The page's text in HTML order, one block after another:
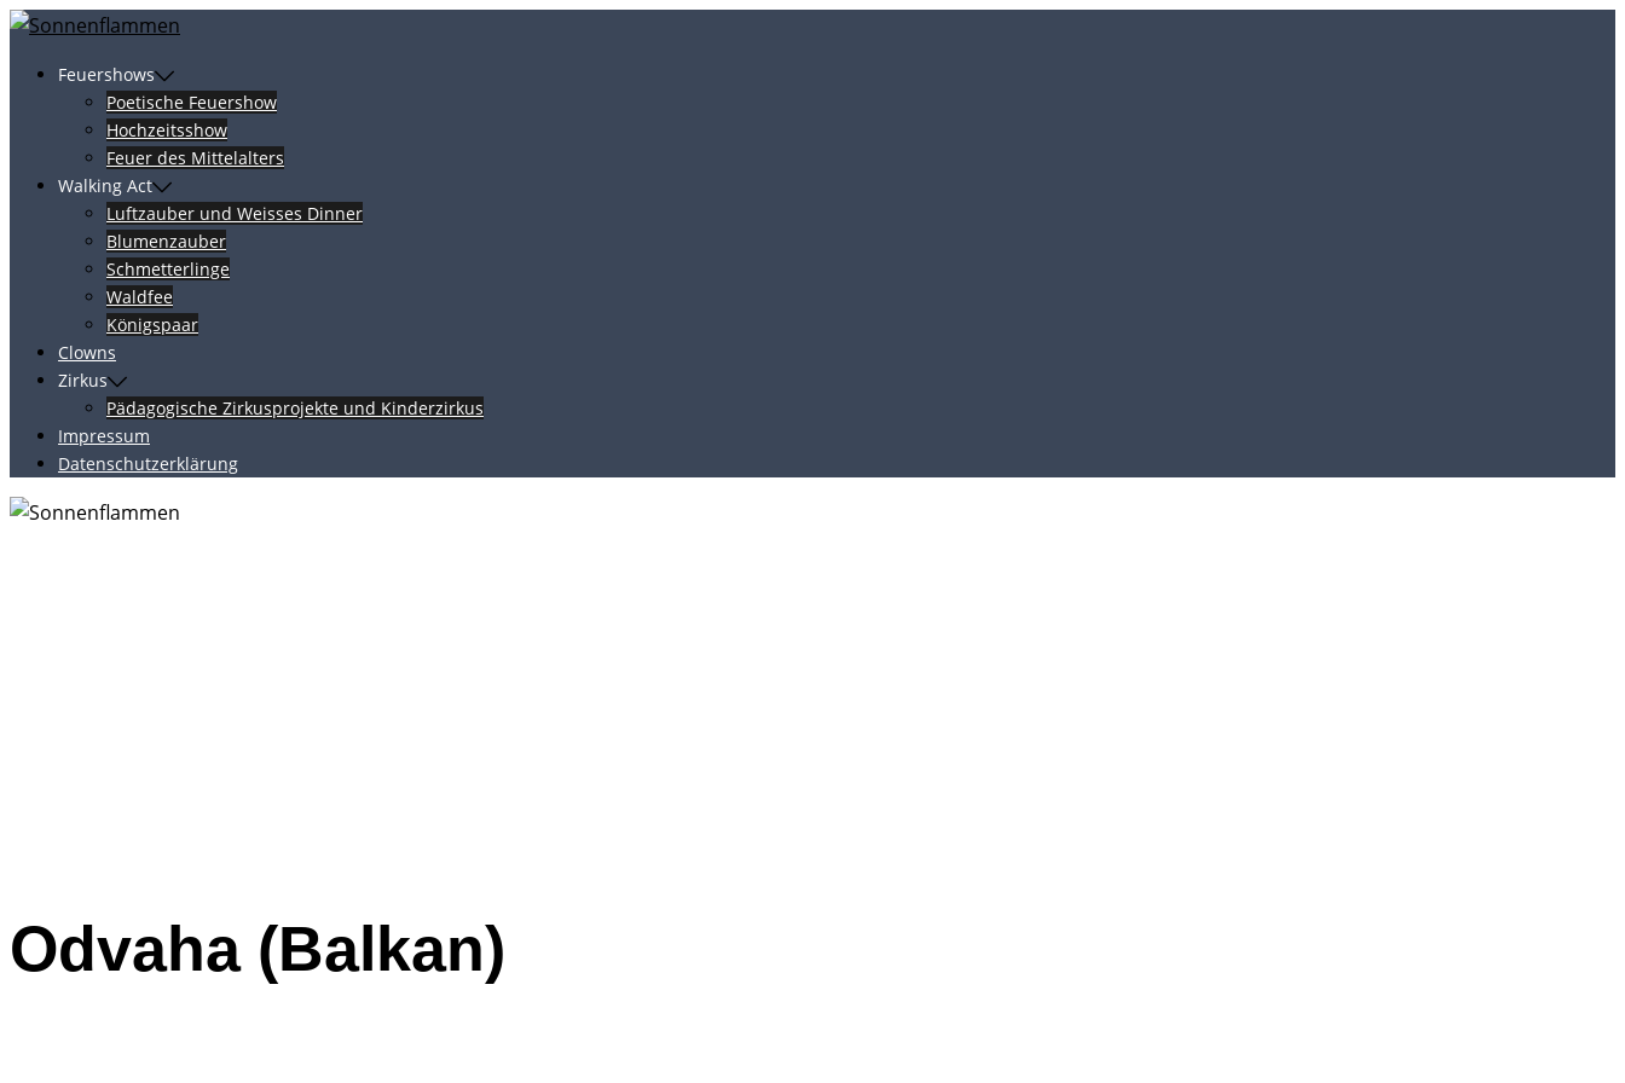
Skip
contentFeuershows
Poetische Feuershow
Hochzeitsshow
Feuer des Mittelalters
Walking Act
Luftzauber und Weisses Dinner
Blumenzauber
Schmetterlinge
Waldfee
Königspaar
Clowns
Zirkus
Pädagogische Zirkusprojekte und Kinderzirkus
Impressum
Datenschutzerklärung
Odvaha (Balkan)